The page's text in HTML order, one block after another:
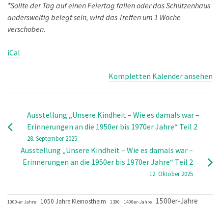
*Sollte der Tag auf einen Feiertag fallen oder das Schützenhaus
andersweitig belegt sein, wird das Treffen um 1 Woche
verschoben.
iCal
Kompletten Kalender ansehen
Ausstellung „Unsere Kindheit – Wie es damals war –
Erinnerungen an die 1950er bis 1970er Jahre“ Teil 2
28. September 2025
Ausstellung „Unsere Kindheit – Wie es damals war –
Erinnerungen an die 1950er bis 1970er Jahre“ Teil 2
12. Oktober 2025
1000-er Jahre 1050 Jahre Kleinostheim 1300 1400er-Jahre 1500er-Jahre